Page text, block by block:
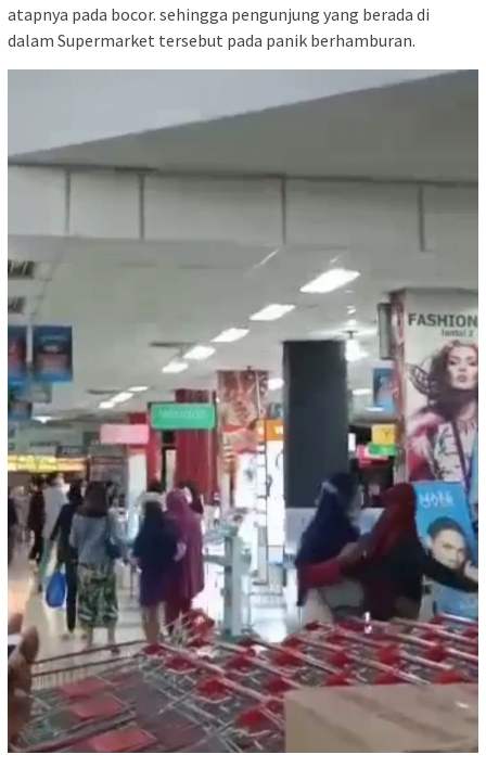
atapnya pada bocor. sehingga pengunjung yang berada di
dalam Supermarket tersebut pada panik berhamburan.